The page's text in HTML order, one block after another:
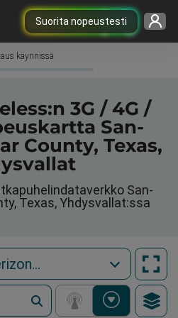
Suorita nopeustesti
käynnissä
3G / 4G /
San-
County, Texas,
San-
Texas, Yhdysvallat:ssa
Verizon Wireless